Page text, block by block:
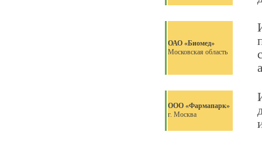
ОАО «Биомед»
Московская область
ООО «Фармапарк»
г. Москва